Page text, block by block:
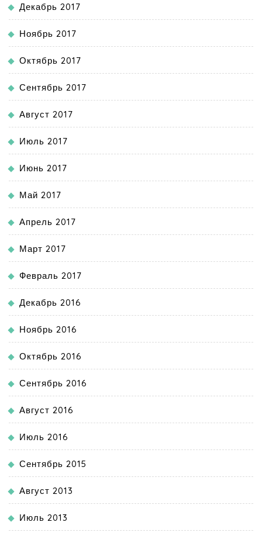
Декабрь 2017
Ноябрь 2017
Октябрь 2017
Сентябрь 2017
Август 2017
Июль 2017
Июнь 2017
Май 2017
Апрель 2017
Март 2017
Февраль 2017
Декабрь 2016
Ноябрь 2016
Октябрь 2016
Сентябрь 2016
Август 2016
Июль 2016
Сентябрь 2015
Август 2013
Июль 2013